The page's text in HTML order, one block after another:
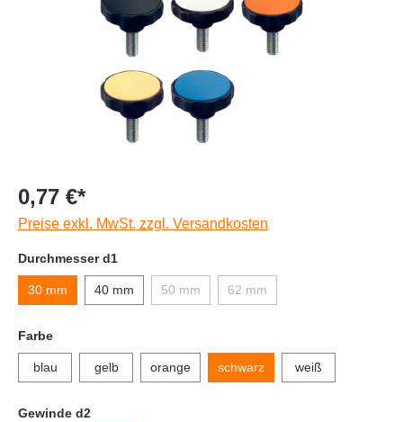
0,77 €*
Preise exkl. MwSt. zzgl. Versandkosten
Durchmesser d1
30 mm 40 mm 50 mm 62 mm
Farbe
blau gelb orange schwarz weiß
Gewinde d2